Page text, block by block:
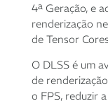
8x deR$
juros
9x de R$
juros
4ª Geração, e
renderização
de Tensor
O DLSS é um
de
o FPS, reduzir